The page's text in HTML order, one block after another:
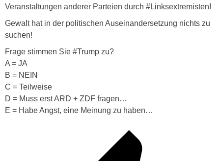
Veranstaltungen anderer Parteien durch #Linksextremisten!
Gewalt hat in der politischen Auseinandersetzung nichts zu
suchen!
Frage stimmen Sie #Trump zu?
A = JA
B = NEIN
C = Teilweise
D = Muss erst ARD + ZDF fragen…
E = Habe Angst, eine Meinung zu haben…